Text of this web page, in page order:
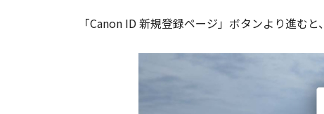
「Canon ID 新規登録ページ」ボタンより進むと